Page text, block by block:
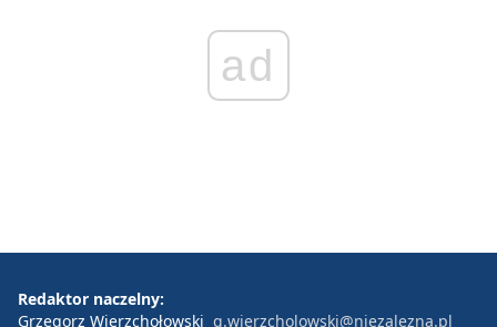
ad
Redaktor naczelny:
Grzegorz Wierzchołowski g.wierzcholowski@niezalezna.pl